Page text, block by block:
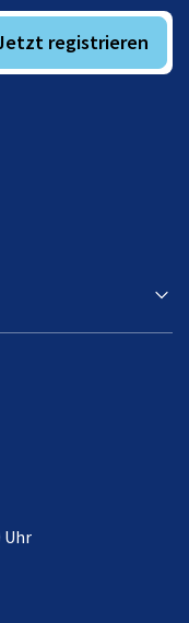
registrieren
Uhr